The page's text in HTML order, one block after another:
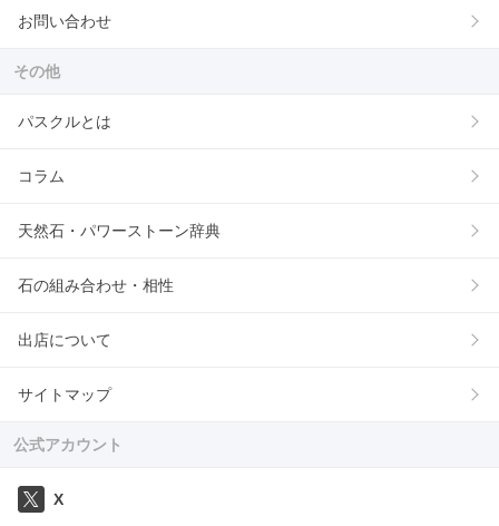
お問い合わせ
その他
パスクルとは
コラム
天然石・パワーストーン辞典
石の組み合わせ・相性
出店について
サイトマップ
公式アカウント
X